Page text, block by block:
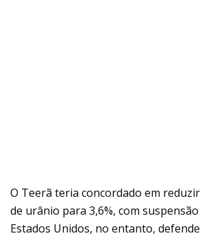
O Teerã teria concordado em
de urânio para 3,6%, com
Estados Unidos, no entanto,